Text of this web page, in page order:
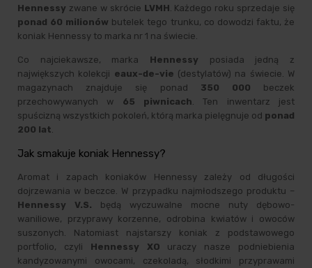
Hennessy zwane w skrócie LVMH . Każdego roku sprzedaje się
ponad 60 milionów butelek tego trunku, co dowodzi faktu, że
koniak Hennessy to marka nr 1 na świecie.
Co najciekawsze, marka Hennessy posiada jedną z
największych kolekcji eaux-de-vie (destylatów) na świecie. W
magazynach znajduje się ponad 350 000 beczek
przechowywanych w 65 piwnicach . Ten inwentarz jest
spuścizną wszystkich pokoleń, którą marka pielęgnuje od ponad
200 lat
Jak smakuje koniak Hennessy?
Aromat i zapach koniaków Hennessy zależy od długości
dojrzewania w beczce. W przypadku najmłodszego produktu –
Hennessy V.S. będą wyczuwalne mocne nuty dębowo-
waniliowe, przyprawy korzenne, odrobina kwiatów i owoców
suszonych. Natomiast najstarszy koniak z podstawowego
portfolio, czyli Hennessy XO uraczy nasze podniebienia
kandyzowanymi owocami, czekoladą, słodkimi przyprawami